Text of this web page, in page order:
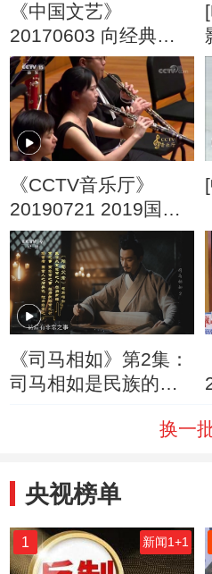
《中国文艺》
20170603 向经典致
敬 本期致敬——上海
美术电影制片厂建厂
六十年
《CCTV音乐厅》
20190721 2019国家
大剧院管弦乐团音乐
会（上）
《司马相如》第2集：
司马相如是民族的功
换一
央视榜单
1 新闻1+1